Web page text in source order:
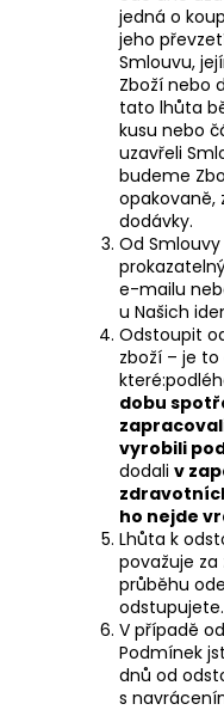
jedná o
jeho
Smlouvu,
Zboží nebo
tato lhůta
kusu nebo
uzavřeli
budeme
opakovaně,
dodávky.
Od
e-mailu
u Našich
Odstoupit
zboží – je
které:
dobu
vyrobili
dodali v
ho nejde
Lhůta k
považuje
průběhu
odstupujete.
V případě
Podmínek
dnů od
s